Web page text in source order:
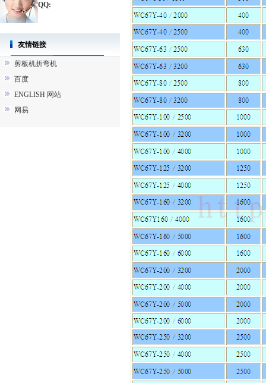
QQ:
友情链接
剪板机折弯机
百度
ENGLISH 网站
网易